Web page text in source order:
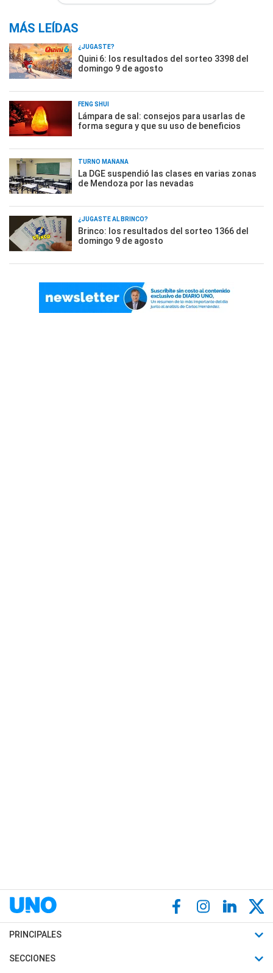
MÁS LEÍDAS
¿JUGASTE?
Quini 6: los resultados del sorteo 3398 del
domingo 9 de agosto
FENG SHUI
Lámpara de sal: consejos para usarlas de
forma segura y que su uso de beneficios
TURNO MAÑANA
La DGE suspendió las clases en varias zonas
de Mendoza por las nevadas
¿JUGASTE AL BRINCO?
Brinco: los resultados del sorteo 1366 del
domingo 9 de agosto
PRINCIPALES
Últimas Noticias
SECCIONES